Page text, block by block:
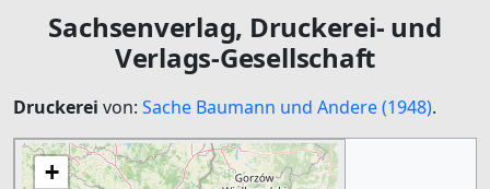
Sachsenverlag, Druckerei- und
Verlags-Gesellschaft
Druckerei von: Sache Baumann und Andere (1948).
+